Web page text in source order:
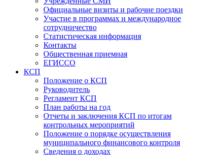
Официальные визиты и рабочие поездки
Участие в программах и международное
сотрудничество
Статистическая информация
Контакты
Общественная приемная
ЕГИССО
КСП
Положение о КСП
Руководитель
Регламент КСП
План работы на год
Отчеты и заключения КСП по итогам
контрольных мероприятий
Положение о порядке осуществления
муниципального финансового контроля
Сведения о доходах